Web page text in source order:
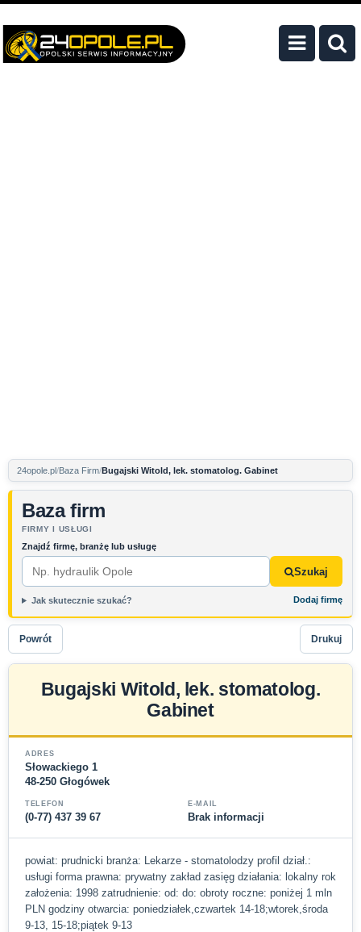
24opole.pl Baza Firm Bugajski Witold, lek. stomatolog. Gabinet
Baza firm
FIRMY I USŁUGI
Znajdź firmę, branżę lub usługę
Szukaj
Jak skutecznie szukać? Dodaj firmę
Powrót Drukuj
Bugajski Witold, lek. stomatolog.
Gabinet
ADRES
Słowackiego 1
48-250 Głogówek
TELEFON
(0-77) 437 39 67
E-MAIL
Brak informacji
powiat: prudnicki branża: Lekarze - stomatolodzy profil dział.:
usługi forma prawna: prywatny zakład zasięg działania: lokalny rok
założenia: 1998 zatrudnienie: od: do: obroty roczne: poniżej 1 mln
PLN godziny otwarcia: poniedziałek,czwartek 14-18;wtorek,środa
9-13, 15-18;piątek 9-13